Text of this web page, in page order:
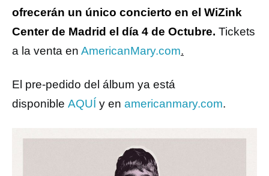
ofrecerán un único concierto en el WiZink
Center de Madrid el día 4 de Octubre. Tickets
a la venta en AmericanMary.com.
El pre-pedido del álbum ya está
disponible AQUÍ y en americanmary.com.